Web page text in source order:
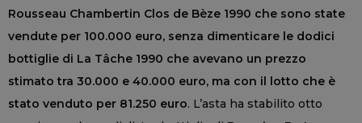
Rousseau Chambertin Clos de Bèze 1990 che sono state
vendute per 100.000 euro, senza dimenticare le dodici
bottiglie di La Tâche 1990 che avevano un prezzo
stimato tra 30.000 e 40.000 euro, ma con il lotto che è
stato venduto per 81.250 euro. L’asta ha stabilito otto